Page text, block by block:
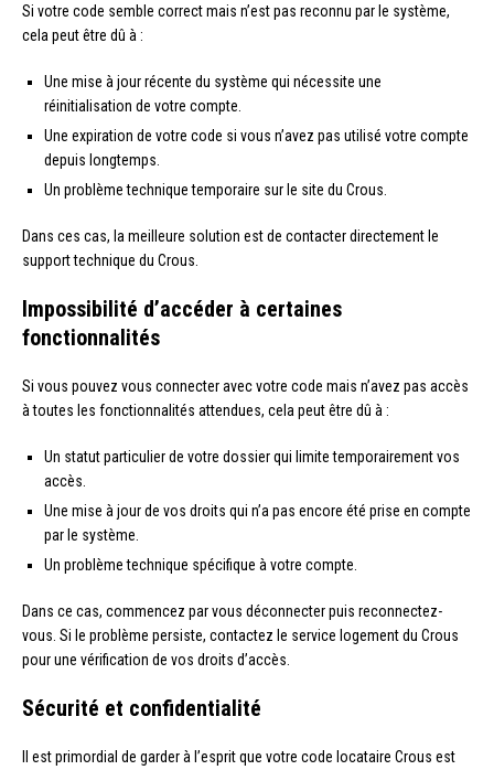
Si votre code semble correct mais n’est pas reconnu par le système,
cela peut être dû à :
Une mise à jour récente du système qui nécessite une
réinitialisation de votre compte.
Une expiration de votre code si vous n’avez pas utilisé votre compte
depuis longtemps.
Un problème technique temporaire sur le site du Crous.
Dans ces cas, la meilleure solution est de contacter directement le
support technique du Crous.
Impossibilité d’accéder à certaines
fonctionnalités
Si vous pouvez vous connecter avec votre code mais n’avez pas accès
à toutes les fonctionnalités attendues, cela peut être dû à :
Un statut particulier de votre dossier qui limite temporairement vos
accès.
Une mise à jour de vos droits qui n’a pas encore été prise en compte
par le système.
Un problème technique spécifique à votre compte.
Dans ce cas, commencez par vous déconnecter puis reconnectez-
vous. Si le problème persiste, contactez le service logement du Crous
pour une vérification de vos droits d’accès.
Sécurité et confidentialité
Il est primordial de garder à l’esprit que votre code locataire Crous est